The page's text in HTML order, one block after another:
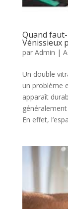
Quand
Vénissieux
par Admin |
Un double
un problème
apparaît
En effet,